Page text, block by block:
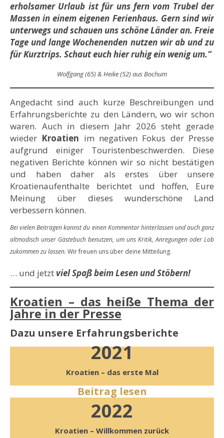
erholsamer Urlaub ist für uns fern vom Trubel der
Massen in einem eigenen Ferienhaus. Gern sind wir
unterwegs und schauen uns schöne Länder an. Freie
Tage und lange Wochenenden nutzen wir ab und zu
für Kurztrips. Schaut euch hier ruhig ein wenig um.“
Wolfgang (65) & Heike (52) aus Bochum
Angedacht sind auch kurze Beschreibungen und
Erfahrungsberichte zu den Ländern, wo wir schon
waren. Auch in diesem Jahr 2026 steht gerade
wieder Kroatien im negativen Fokus der Presse
aufgrund einiger Touristenbeschwerden. Diese
negativen Berichte können wir so nicht bestätigen
und haben daher als erstes über unsere
Kroatienaufenthalte berichtet und hoffen, Eure
Meinung über dieses wunderschöne Land
verbessern können.
Bei vielen Beiträgen kannst du einen Kommentar hinterlassen und auch ganz
altmodisch unser Gästebuch benutzen, um uns Kritik, Anregungen oder Lob
zukommen zu lassen. Wir freuen uns über deine Mitteilung.
… und jetzt viel Spaß beim Lesen und Stöbern!
Kroatien – das heiße Thema der
Jahre in der Presse
Dazu unsere Erfahrungsberichte
2021
Kroatien – das erste Mal
Beitrag lesen
2022
Kroatien – Willkommen zurück